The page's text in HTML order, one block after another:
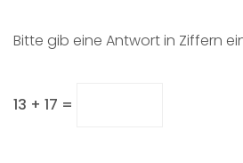
Bitte gib eine Antwort in Ziffern
13 + 17 =